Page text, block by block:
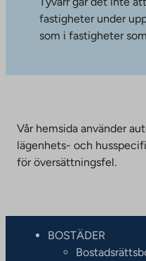
fastigheter under
som i fastigheter
Vår hemsida använder
lägenhets- och
för översättningsfel.
BOSTÄDER